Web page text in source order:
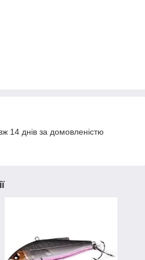
14 днів за домовленістю